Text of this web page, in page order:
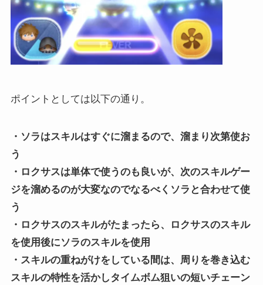
ポイントとしては以下の通り。
・ソラはスキルはすぐに溜まるので、溜まり次第使お
う
・ロクサスは単体で使うのも良いが、次のスキルゲー
ジを溜めるのが大変なのでなるべくソラと合わせて使
う
・ロクサスのスキルがたまったら、ロクサスのスキル
を使用後にソラのスキルを使用
・スキルの重ねがけをしている間は、周りを巻き込む
スキルの特性を活かしタイムボム狙いの短いチェーン